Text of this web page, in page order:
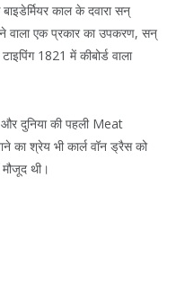
काल के दवारा सन्
वाला एक प्रकार का उपकरण, सन्
1821 में कीबोर्ड वाला
दुनिया की पहली Meat
का श्रेय भी कार्ल वॉन ड्रैस को
थी।